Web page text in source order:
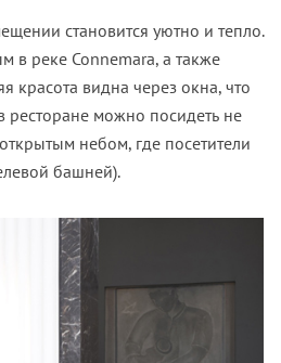
становится уютно и тепло.
в реке Connemara, а также
красота видна через окна, что
ресторане можно посидеть не
небом, где посетители
башней).